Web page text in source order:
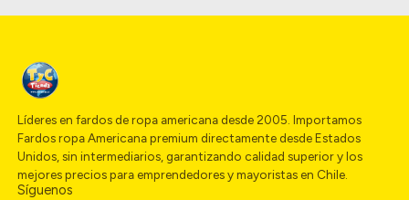
Líderes en fardos de ropa americana desde 2005. Importamos
Fardos ropa Americana premium directamente desde Estados
Unidos, sin intermediarios, garantizando calidad superior y los
mejores precios para emprendedores y mayoristas en Chile.
Síguenos